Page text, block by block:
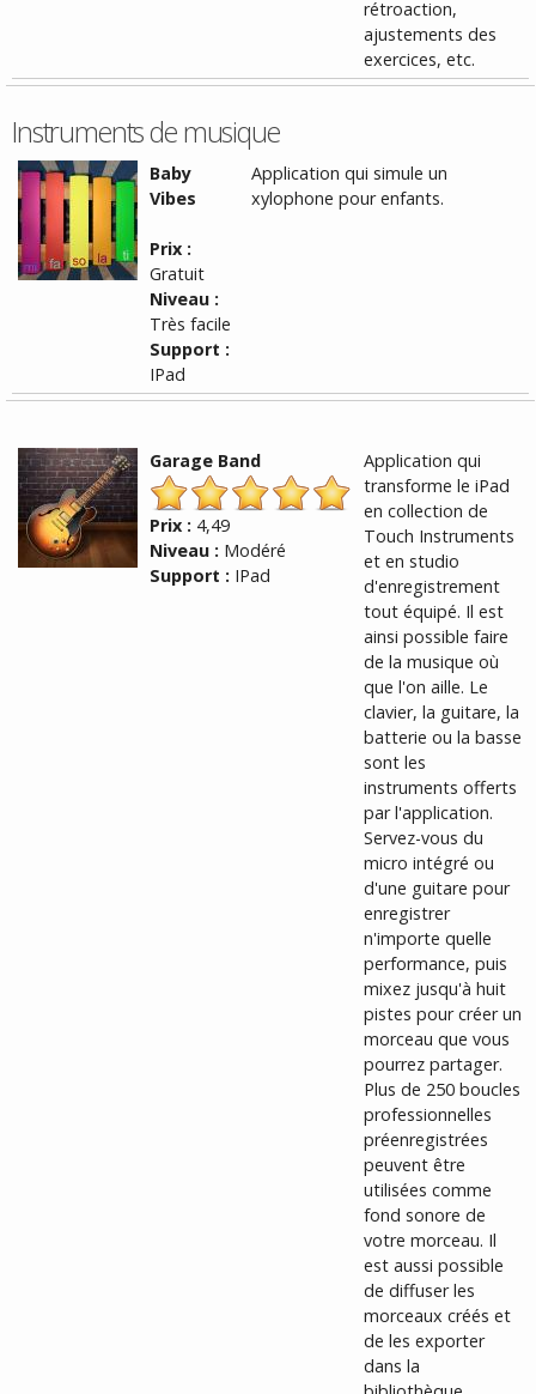
rétroaction,
ajustements des
exercices, etc.
Instruments de musique
Baby
Vibes
Prix :
Gratuit
Niveau :
Très facile
Support :
IPad
Application qui simule un
xylophone pour enfants.
Garage Band
Prix : 4,49
Niveau : Modéré
Support : IPad
Application qui
transforme le iPad
en collection de
Touch Instruments
et en studio
d'enregistrement
tout équipé. Il est
ainsi possible faire
de la musique où
que l'on aille. Le
clavier, la guitare, la
batterie ou la basse
sont les
instruments offerts
par l'application.
Servez-vous du
micro intégré ou
d'une guitare pour
enregistrer
n'importe quelle
performance, puis
mixez jusqu'à huit
pistes pour créer un
morceau que vous
pourrez partager.
Plus de 250 boucles
professionnelles
préenregistrées
peuvent être
utilisées comme
fond sonore de
votre morceau. Il
est aussi possible
de diffuser les
morceaux créés et
de les exporter
dans la